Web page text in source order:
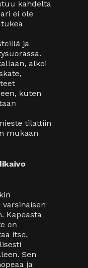
kahdelta
ei ole
ja
alkoi
kuten
tilattiin
mukaan
Kapeasta
on
itse,
Sen
ja